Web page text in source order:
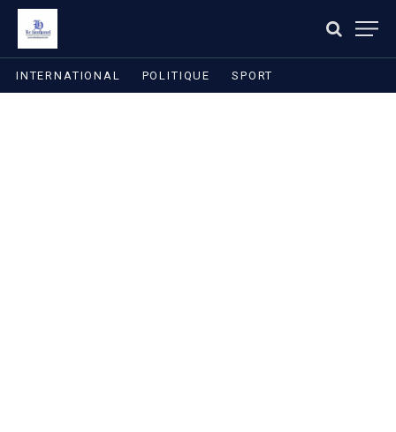
INTERNATIONAL POLITIQUE SPORT